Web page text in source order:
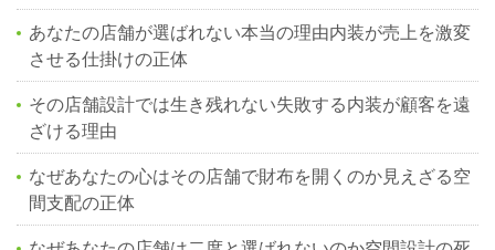
あなたの店舗が選ばれない本当の理由内装が売上を激変
させる仕掛けの正体
その店舗設計では生き残れない失敗する内装が顧客を遠
ざける理由
なぜあなたの心はその店舗で財布を開くのか見えざる空
間支配の正体